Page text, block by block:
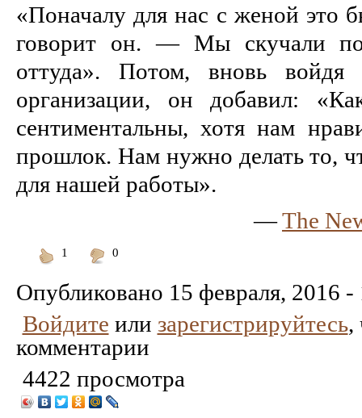
«Поначалу для нас с женой это
говорит он. — Мы скучали по
оттуда». Потом, вновь войдя
организации, он добавил:
сентиментальны, хотя нам
прошлок. Нам нужно делать то,
для нашей работы».
—The
1
0
Опубликовано 15 февраля, 2016 -
Войдите или зарегистрируйтесь,
комментарии
4422 просмотра